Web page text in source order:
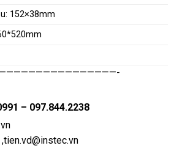
152×38mm
– 097.844.2238
,tien.vd@instec.vn